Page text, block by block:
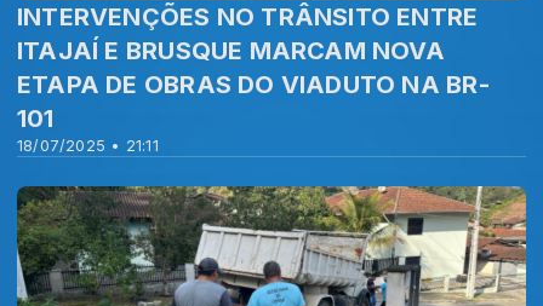
18/07/2025 • 21:11
INTERVENÇÕES NO TRÂNSITO ENTRE
ITAJAÍ E BRUSQUE MARCAM NOVA
ETAPA DE OBRAS DO VIADUTO NA BR-
101